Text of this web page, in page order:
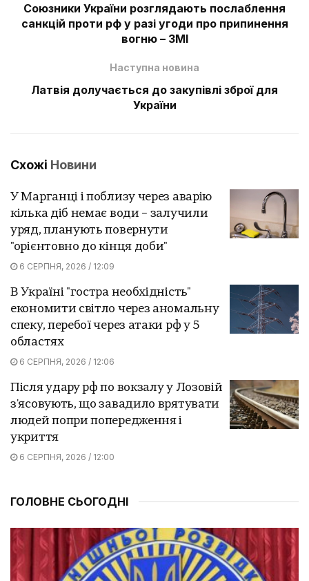
Союзники України розглядають послаблення
санкцій проти рф у разі угоди про припинення
вогню – ЗМІ
Наступна новина
Латвія долучається до закупівлі зброї для
України
Схожі Новини
У Марганці і поблизу через аварію
кілька діб немає води – залучили
уряд, планують повернути
"орієнтовно до кінця доби"
6 СЕРПНЯ, 2026 / 12:09
В Україні "гостра необхідність"
економити світло через аномальну
спеку, перебої через атаки рф у 5
областях
6 СЕРПНЯ, 2026 / 12:06
Після удару рф по вокзалу у Лозовій
з'ясовують, що завадило врятувати
людей попри попередження і
укриття
6 СЕРПНЯ, 2026 / 12:00
ГОЛОВНЕ СЬОГОДНІ